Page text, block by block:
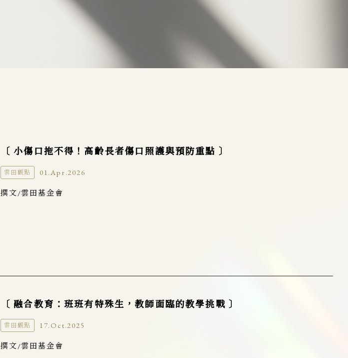
〔 小傷口拖不得！高齡長者傷口照護與預防重點 〕
雲田觀點 01.Apr.2026
撰文/雲田基金會
〔 融合教育：班班有特殊生，教師面臨的教學挑戰 〕
雲田觀點 17.Oct.2025
撰文/雲田基金會